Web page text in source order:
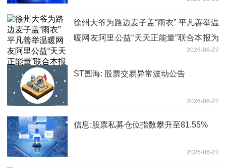
徐州大爷为路边麦子盖“雨衣” 平凡善举温
暖网友阿里公益“天天正能量”联合本报为
2026-06-22
ST围海: 股票交易异常波动公告
2026-06-22
信息:股票私募仓位指数攀升至81.55%
2026-06-22